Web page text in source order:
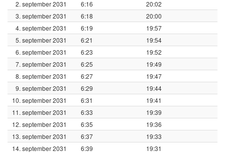
2. september 2031 6:16
20:02
3. september 2031
6:18
20:00
4. september 2031
6:19
19:57
5. september 2031
6:21
19:54
6. september 2031
6:23
19:52
7. september 2031
6:25
19:49
8. september 2031
6:27
19:47
9. september 2031
6:29
19:44
10. september 2031
6:31
19:41
11. september 2031
6:33
19:39
12. september 2031
6:35
19:36
13. september 2031
6:37
19:33
14. september 2031
6:39
19:31